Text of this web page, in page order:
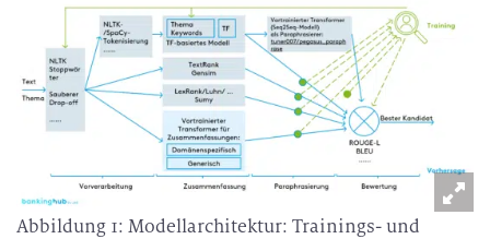
n
d
D
a
t
Abbildung 1: Modellarchitektur: Trainings- und